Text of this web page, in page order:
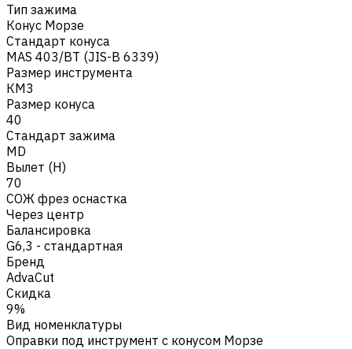
Тип зажима
Конус Морзе
Стандарт конуса
MAS 403/BT (JIS-B 6339)
Размер инструмента
КМ3
Размер конуса
40
Стандарт зажима
MD
Вылет (H)
70
СОЖ фрез оснастка
Через центр
Балансировка
G6,3 - стандартная
Бренд
AdvaCut
Скидка
9%
Вид номенклатуры
Оправки под инструмент с конусом Морзе